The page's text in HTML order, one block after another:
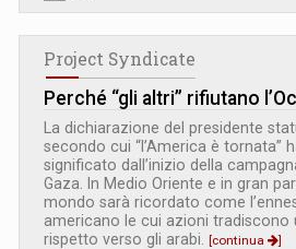
Project Syndicate
Perché “gli altri” rifiutano
La dichiarazione del presidente
secondo cui “l’America è tornata”
significato dall’inizio della
Gaza. In Medio Oriente e in gran
mondo sarà ricordato come
americano le cui azioni tradiscono
rispetto verso gli arabi.
[continua
]